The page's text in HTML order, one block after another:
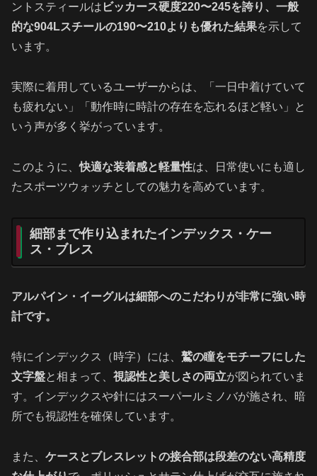
ントスティールは ビッカース硬度220〜245を誇り、一般
的な904Lスチールの190〜210よりも優れた結果を示して
います。
実際に着用しているユーザーからは、「一日中着けていて
も疲れない」「動作時に時計の存在を忘れるほど軽い」と
いう声が多く挙がっています。
このように、快適な装着感と軽量性は、日常使いにも適し
たスポーツウォッチとしての魅力を高めています。
細部まで作り込まれたインデックス・ケー
ス・ブレス
アルパイン・イーグルは細部へのこだわりが非常に強い時
計です。
特にインデックス（時字）には、 鷲の瞳をモチーフにした
文字盤と相まって、 視認性と美しさの両立が図られていま
す。インデックスや針にはスーパールミノバが施され、暗
所でも視認性を確保しています。
また、 ケースとブレスレットの接合部は段差のない高精度